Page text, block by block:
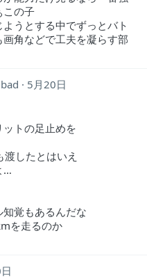
この子
うとする中でずっとバト
角などで工夫を凝らす部
5月20日
トの足止めを
したとはいえ
…
覚もあるんだな
を走るのか